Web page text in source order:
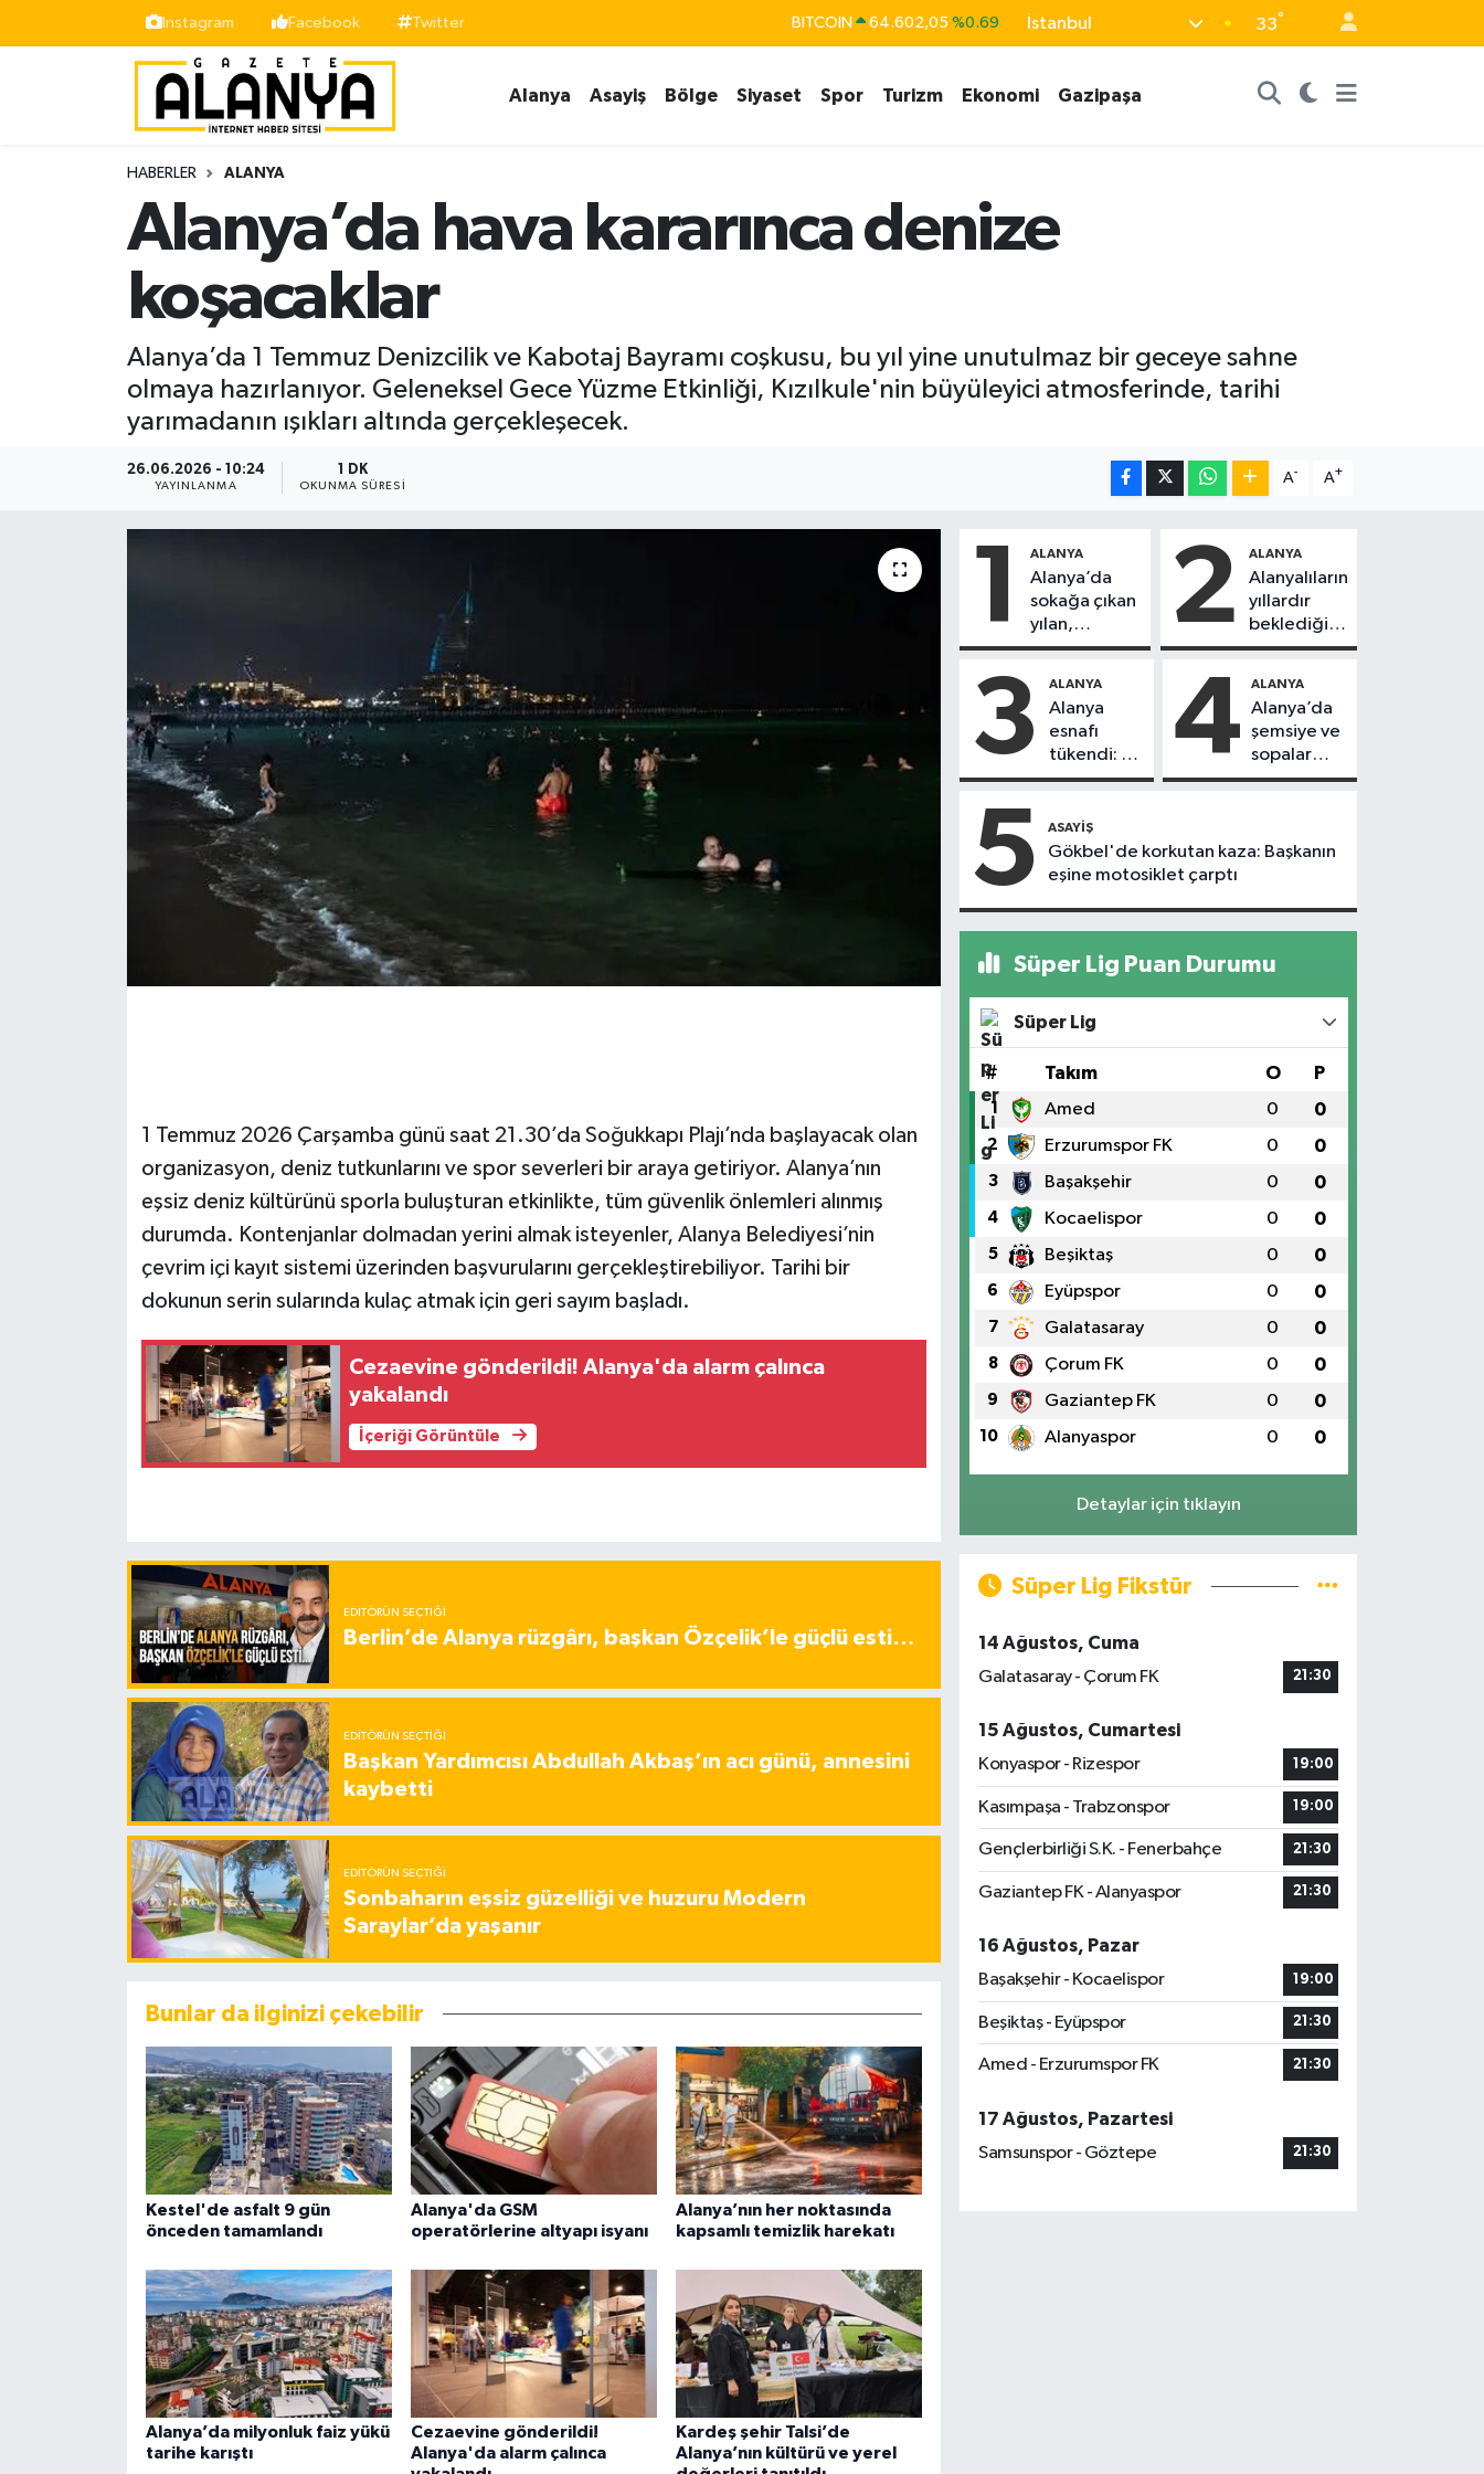
İnstagram Facebook Twitter BITCOIN 64.602,05 %0.69
EURO 55,0700 %0.1
BİST100 13.768 %48
İstanbul 33°
Alanya Asayiş Bölge Siyaset Spor Turizm Ekonomi Gazipaşa
HABERLER ALANYA
Alanya’da hava kararınca denize
koşacaklar
Alanya’da 1 Temmuz Denizcilik ve Kabotaj Bayramı coşkusu, bu yıl yine unutulmaz bir geceye sahne
olmaya hazırlanıyor. Geleneksel Gece Yüzme Etkinliği, Kızılkule'nin büyüleyici atmosferinde, tarihi
yarımadanın ışıkları altında gerçekleşecek.
26.06.2026 - 10:24
YAYINLANMA
1 DK
OKUNMA SÜRESI
A- A+
1 Temmuz 2026 Çarşamba günü saat 21.30’da Soğukkapı Plajı’nda başlayacak olan
organizasyon, deniz tutkunlarını ve spor severleri bir araya getiriyor. Alanya’nın
eşsiz deniz kültürünü sporla buluşturan etkinlikte, tüm güvenlik önlemleri alınmış
durumda. Kontenjanlar dolmadan yerini almak isteyenler, Alanya Belediyesi’nin
çevrim içi kayıt sistemi üzerinden başvurularını gerçekleştirebiliyor. Tarihi bir
dokunun serin sularında kulaç atmak için geri sayım başladı.
Cezaevine gönderildi! Alanya'da alarm çalınca
yakalandı
İçeriği Görüntüle
EDITÖRÜN SEÇTIĞI
Berlin’de Alanya rüzgârı, başkan Özçelik’le güçlü esti…
EDITÖRÜN SEÇTIĞI
Başkan Yardımcısı Abdullah Akbaş’ın acı günü, annesini
kaybetti
EDITÖRÜN SEÇTIĞI
Sonbaharın eşsiz güzelliği ve huzuru Modern
Saraylar’da yaşanır
Bunlar da ilginizi çekebilir
Kestel'de asfalt 9 gün
önceden tamamlandı
Alanya'da GSM
operatörlerine altyapı isyanı
Alanya’nın her noktasında
kapsamlı temizlik harekatı
Alanya’da milyonluk faiz yükü
tarihe karıştı
Cezaevine gönderildi!
Alanya'da alarm çalınca
Kardeş şehir Talsi’de
Alanya’nın kültürü ve yerel
1 ALANYA
Alanya’da
sokağa çıkan
yılan,
vatandaşı
2 ALANYA
Alanyalıların
yıllardır
beklediği
yol askıdan
3 ALANYA
Alanya
esnafı
tükendi: 1
ayda 150
kapandı
4 ALANYA
Alanya’da
şemsiye ve
sopalar
havada
5 ASAYIŞ
Gökbel'de korkutan kaza: Başkanın
eşine motosiklet çarptı
Süper Lig Puan Durumu
Süper Lig
# Takım O P
1 Amed 0 0
2 Erzurumspor FK 0 0
3 Başakşehir 0 0
4 Kocaelispor 0 0
5 Beşiktaş 0 0
6 Eyüpspor 0 0
7 Galatasaray 0 0
8 Çorum FK 0 0
9 Gaziantep FK 0 0
10 Alanyaspor 0 0
Detaylar için tıklayın
Süper Lig Fikstür
14 Ağustos, Cuma
Galatasaray - Çorum FK
21:30
15 Ağustos, Cumartesi
Konyaspor - Rizespor
19:00
Kasımpaşa - Trabzonspor 19:00
Gençlerbirliği S.K. - Fenerbahçe 21:30
Gaziantep FK - Alanyaspor 21:30
16 Ağustos, Pazar
Başakşehir - Kocaelispor
19:00
Beşiktaş - Eyüpspor 21:30
Amed - Erzurumspor FK 21:30
17 Ağustos, Pazartesi
Samsunspor - Göztepe
21:30
Siyaset
Ekonomi
Gazipaşa
İstanbul Nöbetçi Eczaneler
İstanbul Hava Durumu
Süper Lig Puan Durumu ve Fikstür
Tüm Manşetler
Son Dakika Haberleri
Haber Arşivi